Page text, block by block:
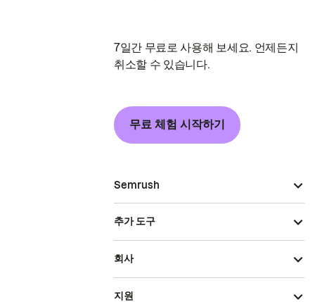
7일간 무료로 사용해 보세요. 언제든지
취소할 수 있습니다.
무료 체험 시작하기
Semrush
추가 도구
회사
지원